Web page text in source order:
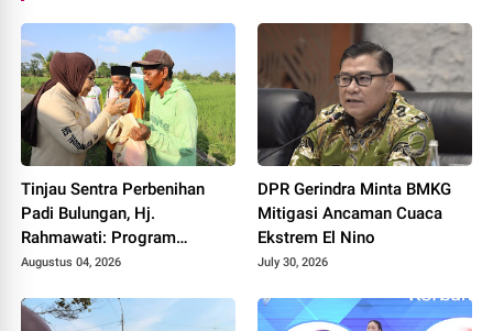
Tinjau Sentra Perbenihan
Padi Bulungan, Hj.
Rahmawati: Program
Prabowo Bikin Petani Makin
Augustus 04, 2026
DPR Gerindra Minta BMKG
Mitigasi Ancaman Cuaca
Ekstrem El Nino
July 30, 2026